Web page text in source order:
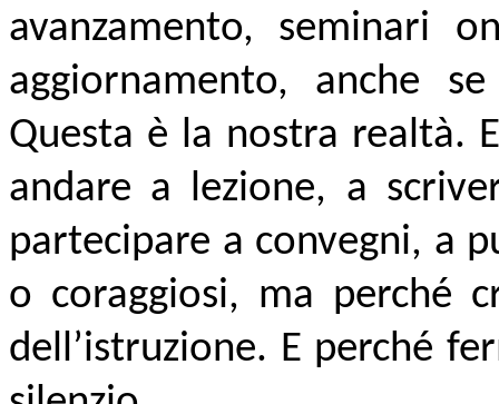
avanzamento, seminari
aggiornamento, anche
Questa è la nostra realtà.
andare a lezione, a
partecipare a convegni, a
o coraggiosi, ma perché
dell’istruzione. E perché